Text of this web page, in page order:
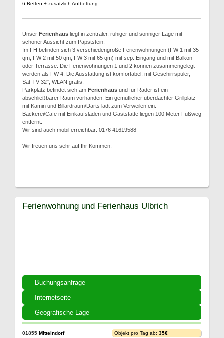
6 Betten + zusätzlich Aufbettung
Unser Ferienhaus liegt in zentraler, ruhiger und sonniger Lage mit
schöner Aussicht zum Papststein.
Im FH befinden sich 3 verschiedengroße Ferienwohnungen (FW 1 mit 35
qm, FW 2 mit 50 qm, FW 3 mit 65 qm) mit sep. Eingang und mit Balkon
oder Terrasse. Die Ferienwohnungen 1 und 2 können zusammengelegt
werden als FW 4. Die Ausstattung ist komfortabel, mit Geschirrspüler,
Sat-TV 32", WLAN gratis.
Parkplatz befindet sich am Ferienhaus und für Räder ist ein
abschließbarer Raum vorhanden. Ein gemütlicher überdachter Grillplatz
mit Kamin und Billardraum/Darts lädt zum Verweilen ein.
Bäckerei/Cafe mit Einkaufsladen und Gaststätte liegen 100 Meter Fußweg
entfernt.
Wir sind auch mobil erreichbar: 0176 41619588
Wir freuen uns sehr auf Ihr Kommen.
Buchungsanfrage
Internetseite
Geografische Lage
Ferienwohnung und Ferienhaus Ulbrich
01855 Mittelndorf Objekt pro Tag ab: 35€